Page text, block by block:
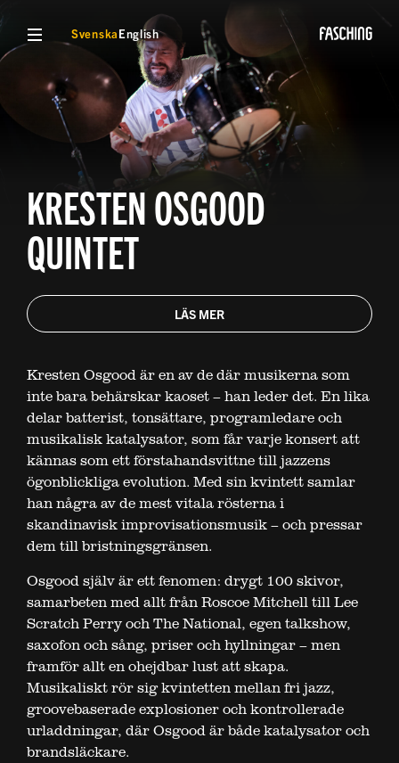
VISA MENYSvenskaEnglish
KRESTEN OSGOOD
QUINTET
LÄS MER
Kresten Osgood är en av de där musikerna som
inte bara behärskar kaoset – han leder det. En lika
delar batterist, tonsättare, programledare och
musikalisk katalysator, som får varje konsert att
kännas som ett förstahandsvittne till jazzens
ögonblickliga evolution. Med sin kvintett samlar
han några av de mest vitala rösterna i
skandinavisk improvisationsmusik – och pressar
dem till bristningsgränsen.
Osgood själv är ett fenomen: drygt 100 skivor,
samarbeten med allt från Roscoe Mitchell till Lee
Scratch Perry och The National, egen talkshow,
saxofon och sång, priser och hyllningar – men
framför allt en ohejdbar lust att skapa.
Musikaliskt rör sig kvintetten mellan fri jazz,
groovebaserade explosioner och kontrollerade
urladdningar, där Osgood är både katalysator och
brandsläckare.